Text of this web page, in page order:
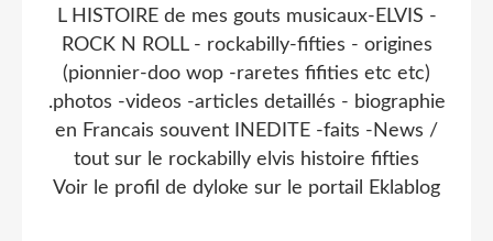
L HISTOIRE de mes gouts musicaux-ELVIS -
ROCK N ROLL - rockabilly-fifties - origines
(pionnier-doo wop -raretes fifities etc etc)
.photos -videos -articles detaillés - biographie
en Francais souvent INEDITE -faits -News /
tout sur le rockabilly elvis histoire fifties
Voir le profil de dyloke sur le portail Eklablog